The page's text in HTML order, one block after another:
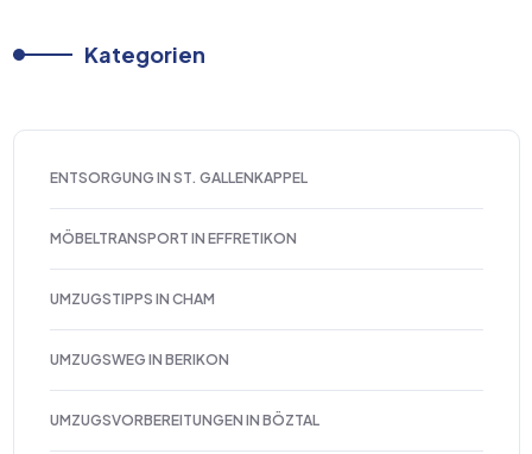
Kategorien
ENTSORGUNG IN ST. GALLENKAPPEL
MÖBELTRANSPORT IN EFFRETIKON
UMZUGSTIPPS IN CHAM
UMZUGSWEG IN BERIKON
UMZUGSVORBEREITUNGEN IN BÖZTAL